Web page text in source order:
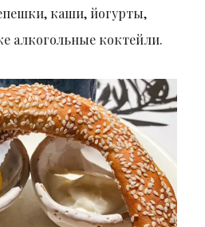
каши, йогурты,
алкогольные коктейли.